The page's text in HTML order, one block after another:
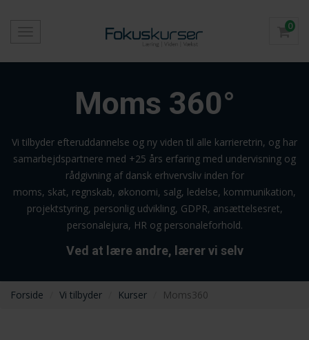
0
Moms 360°
Vi tilbyder efteruddannelse og ny viden til alle karrieretrin, og har
samarbejdspartnere med +25 års erfaring med undervisning og
rådgivning af dansk erhvervsliv inden for
moms, skat, regnskab, økonomi, salg, ledelse, kommunikation,
projektstyring, personlig udvikling, GDPR, ansættelsesret,
personalejura, HR og personaleforhold.
Ved at lære andre, lærer vi selv
Forside Vi tilbyder Kurser Moms360